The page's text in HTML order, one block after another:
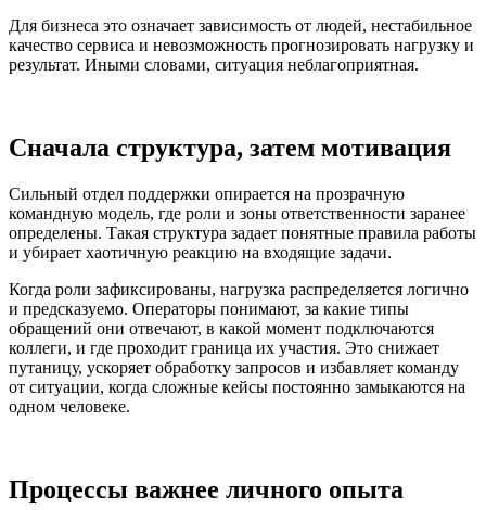
Для бизнеса это означает зависимость от людей, нестабильное
качество сервиса и невозможность прогнозировать нагрузку и
результат. Иными словами, ситуация неблагоприятная.
Сначала структура, затем мотивация
Сильный отдел поддержки опирается на прозрачную
командную модель, где роли и зоны ответственности заранее
определены. Такая структура задает понятные правила работы
и убирает хаотичную реакцию на входящие задачи.
Когда роли зафиксированы, нагрузка распределяется логично
и предсказуемо. Операторы понимают, за какие типы
обращений они отвечают, в какой момент подключаются
коллеги, и где проходит граница их участия. Это снижает
путаницу, ускоряет обработку запросов и избавляет команду
от ситуации, когда сложные кейсы постоянно замыкаются на
одном человеке.
Процессы важнее личного опыта